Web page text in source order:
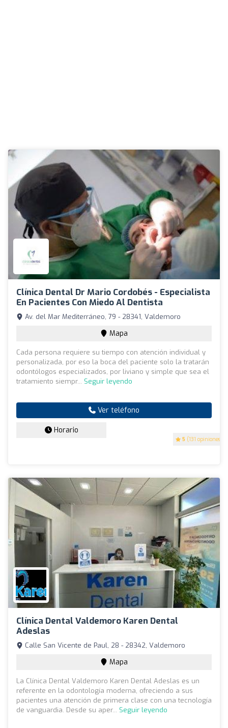
Clínica Dental Dr Mario Cordobés - Especialista
En Pacientes Con Miedo Al Dentista
5 (131 opiniones)
Av. del Mar Mediterráneo, 79 - 28341, Valdemoro
Mapa
Cada persona requiere su tiempo con atención individual y
personalizada, por eso la boca del paciente solo la tratarán
odontólogos especializados, por liviano y simple que sea el
tratamiento siempr... Seguir leyendo
Ver teléfono
Horario
Clínica Dental Valdemoro Karen Dental
Adeslas ️
Calle San Vicente de Paul, 28 - 28342, Valdemoro
Mapa
La Clínica Dental Valdemoro Karen Dental Adeslas es un
referente en la odontología moderna, ofreciendo a sus
pacientes una atención de primera clase con una tecnología
de vanguardia. Desde su aper... Seguir leyendo